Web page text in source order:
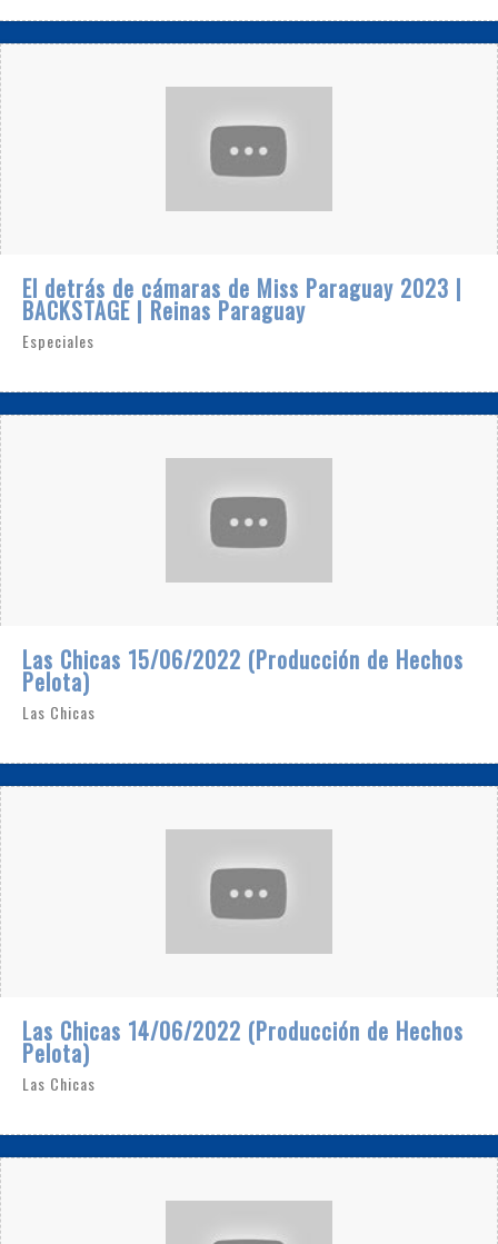
El detrás de cámaras de Miss Paraguay 2023 |
BACKSTAGE | Reinas Paraguay
Especiales
Las Chicas 15/06/2022 (Producción de Hechos
Pelota)
Las Chicas
Las Chicas 14/06/2022 (Producción de Hechos
Pelota)
Las Chicas